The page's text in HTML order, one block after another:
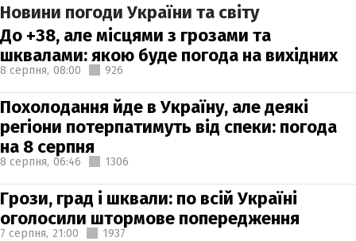
Новини погоди України та світу
До +38, але місцями з грозами та
шквалами: якою буде погода на вихідних
8 серпня, 08:00 926
Похолодання йде в Україну, але деякі
регіони потерпатимуть від спеки: погода
на 8 серпня
8 серпня, 06:46 1306
Грози, град і шквали: по всій Україні
оголосили штормове попередження
7 серпня, 21:00 1937